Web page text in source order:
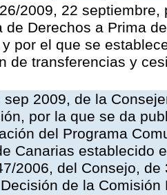
2009, 22
de Derechos a Prima
por el que se
de transferencias y
sep 2009, de la
por la que se da
del Programa
Canarias establecido
2006, del Consejo,
de la